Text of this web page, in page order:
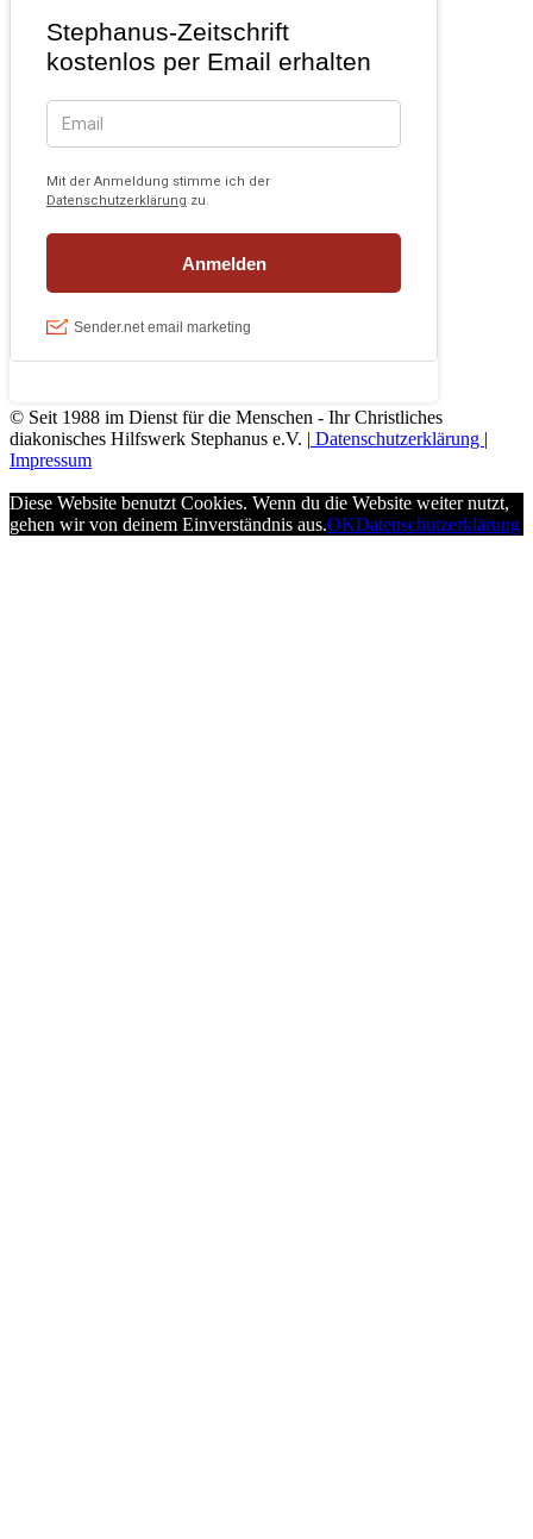
© Seit 1988 im Dienst für die Menschen - Ihr Christliches
diakonisches Hilfswerk Stephanus e.V. | Datenschutzerklärung |
Impressum
Diese Website benutzt Cookies. Wenn du die Website weiter nutzt,
gehen wir von deinem Einverständnis aus.OKDatenschutzerklärung